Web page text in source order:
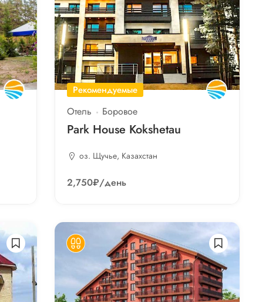
Рекомендуемые
Отель Боровое
Park House Kokshetau
оз. Щучье, Казахстан
2,750₽/день